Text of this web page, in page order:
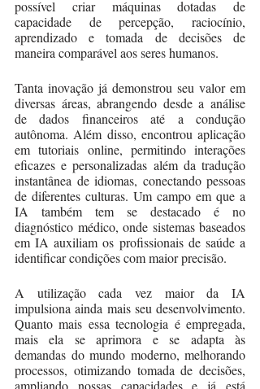
possível criar máquinas dotadas de
capacidade de percepção, raciocínio,
aprendizado e tomada de decisões de
maneira comparável aos seres humanos.
Tanta inovação já demonstrou seu valor em
diversas áreas, abrangendo desde a análise
de dados financeiros até a condução
autônoma. Além disso, encontrou aplicação
em tutoriais online, permitindo interações
eficazes e personalizadas além da tradução
instantânea de idiomas, conectando pessoas
de diferentes culturas. Um campo em que a
IA também tem se destacado é no
diagnóstico médico, onde sistemas baseados
em IA auxiliam os profissionais de saúde a
identificar condições com maior precisão.
A utilização cada vez maior da IA
impulsiona ainda mais seu desenvolvimento.
Quanto mais essa tecnologia é empregada,
mais ela se aprimora e se adapta às
demandas do mundo moderno, melhorando
processos, otimizando tomada de decisões,
ampliando nossas capacidades e já está